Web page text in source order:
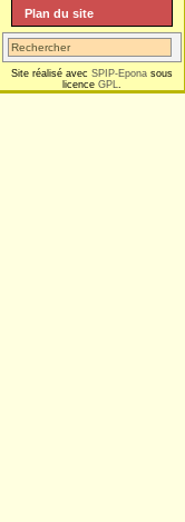
Plan du site
Site réalisé avec SPIP-Epona sous
licence GPL.